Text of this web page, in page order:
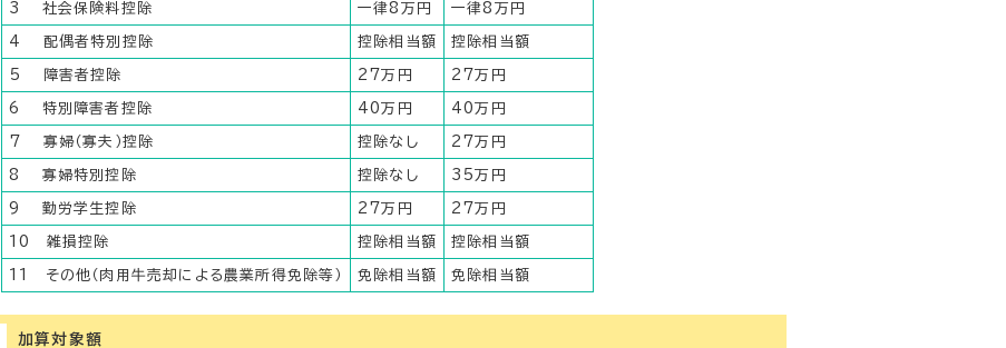
3 社会保険料控除 一律8万円 一律8万円
4 配偶者特別控除 控除相当額 控除相当額
5 障害者控除 27万円 27万円
6 特別障害者控除 40万円 40万円
7 寡婦（寡夫）控除 控除なし 27万円
8 寡婦特別控除 控除なし 35万円
9 勤労学生控除 27万円 27万円
10 雑損控除 控除相当額 控除相当額
11 その他（肉用牛売却による農業所得免除等） 免除相当額 免除相当額
加算対象額